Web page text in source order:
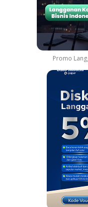
Promo